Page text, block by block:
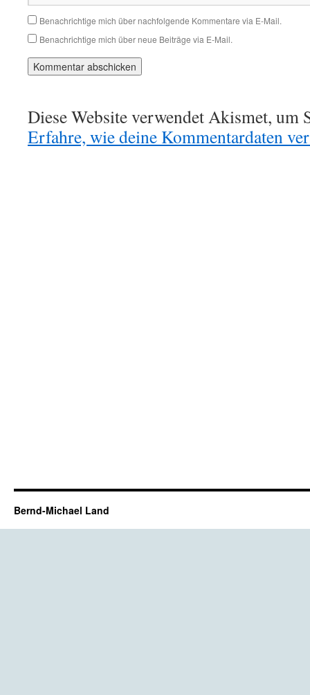
Benachrichtige mich über nachfolgende Kommentare via E-Mail.
Benachrichtige mich über neue Beiträge via E-Mail.
Diese Website verwendet Akismet, um
Erfahre, wie deine Kommentardaten
Bernd-Michael Land